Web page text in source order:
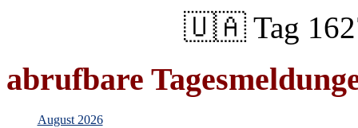
🇺🇦 Tag
abrufbare
August 2026